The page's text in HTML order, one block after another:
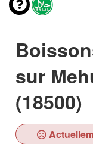
sur
(18500)